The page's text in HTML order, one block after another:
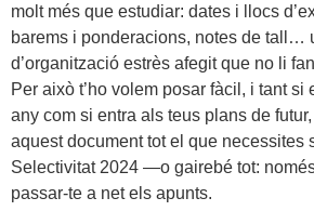
molt més que estudiar: dates i llocs
barems i ponderacions, notes de tall…
d’organització estrès afegit que no li
Per això t’ho volem posar fàcil, i tant si
any com si entra als teus plans de
aquest document tot el que necessites
Selectivitat 2024 —o gairebé tot:
passar-te a net els apunts.